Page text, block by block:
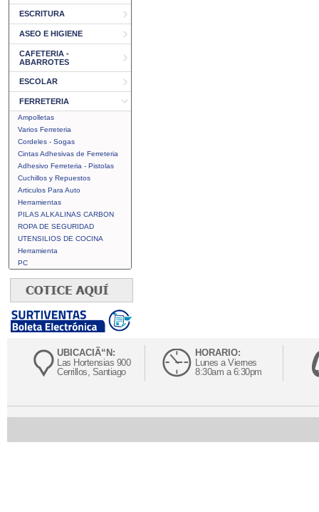
ESCRITURA
ASEO E HIGIENE
CAFETERIA -
ABARROTES
ESCOLAR
FERRETERIA
Ampolletas
Varios Ferreteria
Cordeles - Sogas
Cintas Adhesivas de Ferreteria
Adhesivo Ferreteria - Pistolas
Cuchillos y Repuestos
Articulos Para Auto
Herramientas
PILAS ALKALINAS CARBON
ROPA DE SEGURIDAD
UTENSILIOS DE COCINA
Herramienta
PC
UBICACIÃ“N:
Las Hortensias 900
Cerrillos, Santiago
HORARIO:
Lunes a Viernes
8:30am a 6:30pm